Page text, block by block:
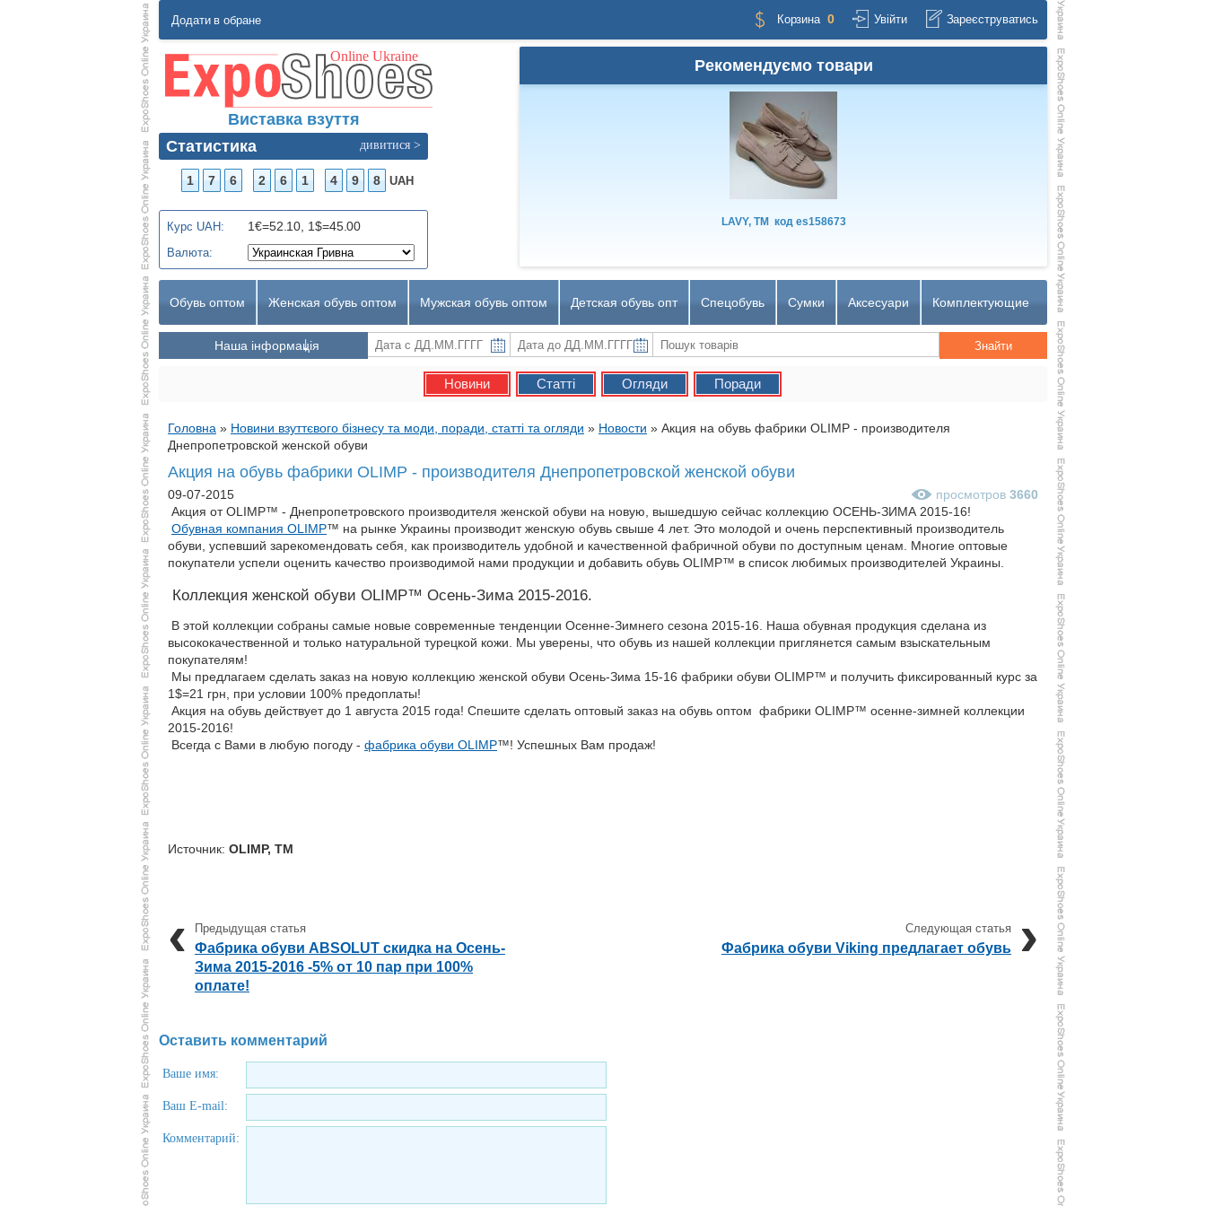
Додати в обране Корзина 0 Увійти Зареєструватись
Виставка взуття
Статистика
дивитися >
1 7 6 2 6 1 4 9 8 UAH
Курс UAH: 1€=52.10, 1$=45.00
Валюта:
Рекомендуємо товари
LAVY, TM кодes158673
Обувь оптом Женская обувь оптом Мужская обувь оптом Детская обувь опт Спецобувь Сумки Аксесуари Комплектующие
Наша інформація
Новини Статті Огляди Поради
Головна » Новини взуттєвого бізнесу та моди, поради, статті та огляди » Новости » Акция на обувь фабрики OLIMP - производителя
Днепропетровской женской обуви
Акция на обувь фабрики OLIMP - производителя Днепропетровской женской обуви
просмотров 3660
09-07-2015
Акция от OLIMP™ - Днепропетровского производителя женской обуви на новую, вышедшую сейчас коллекцию ОСЕНЬ-ЗИМА 2015-16!
Обувная компания OLIMP™ на рынке Украины производит женскую обувь свыше 4 лет. Это молодой и очень перспективный производитель
обуви, успевший зарекомендовать себя, как производитель удобной и качественной фабричной обуви по доступным ценам. Многие оптовые
покупатели успели оценить качество производимой нами продукции и добавить обувь OLIMP™ в список любимых производителей Украины.
Коллекция женской обуви OLIMP™ Осень-Зима 2015-2016.
В этой коллекции собраны самые новые современные тенденции Осенне-Зимнего сезона 2015-16. Наша обувная продукция сделана из
высококачественной и только натуральной турецкой кожи. Мы уверены, что обувь из нашей коллекции приглянется самым взыскательным
покупателям!
Мы предлагаем сделать заказ на новую коллекцию женской обуви Осень-Зима 15-16 фабрики обуви OLIMP™ и получить фиксированный курс за
1$=21 грн, при условии 100% предоплаты!
Акция на обувь действует до 1 августа 2015 года! Спешите сделать оптовый заказ на обувь оптом фабрики OLIMP™ осенне-зимней коллекции
2015-2016!
Всегда с Вами в любую погоду - фабрика обуви OLIMP™! Успешных Вам продаж!
Источник: OLIMP, TM
Фабрика обуви ABSOLUT скидка на Осень-
Зима 2015-2016 -5% от 10 пар при 100%
оплате!
Фабрика обуви Viking предлагает обувь
Оставить комментарий
Ваше имя:
Ваш E-mail:
Комментарий: